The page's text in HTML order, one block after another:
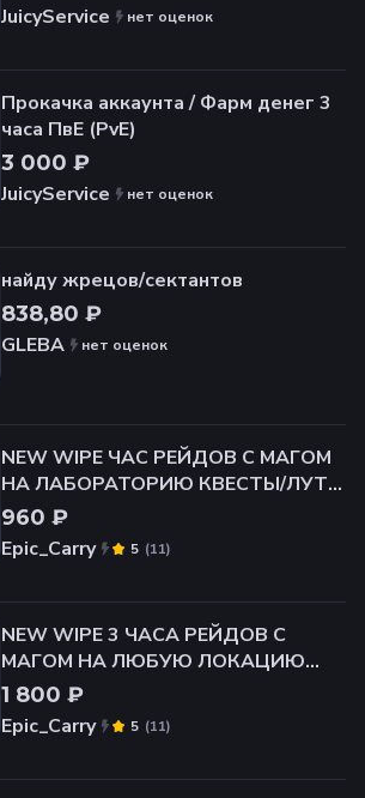
JuicyService
нет оценок
Прокачка аккаунта / Фарм денег 3
часа ПвЕ (PvE)
3 000 ₽
JuicyService
нет оценок
найду жрецов/сектантов
838,80 ₽
GLEBA
нет оценок
NEW WIPE ЧАС РЕЙДОВ С МАГОМ
НА ЛАБОРАТОРИЮ КВЕСТЫ/ЛУТ/
ФАРМ/ПОИСК ПРЕДМЕТОВ/ИВЕНТ/
960 ₽
Epic_Carry
(11)
5
NEW WIPE 3 ЧАСА РЕЙДОВ С
МАГОМ НА ЛЮБУЮ ЛОКАЦИЮ
(кроме лабы) КВЕСТЫ/ЛУТ/ФАРМ/
ПОИСК ПРЕДМЕТОВ/ИВЕНТ/
1 800 ₽
Epic_Carry
(11)
5